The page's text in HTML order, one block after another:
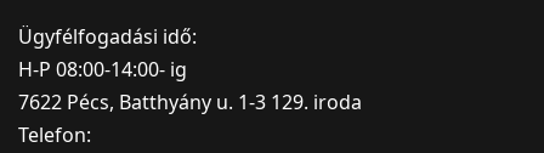
Ügyfélfogadási idő:
H-P 08:00-14:00- ig
7622 Pécs, Batthyány u. 1-3 129. iroda
Telefon: